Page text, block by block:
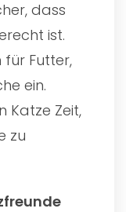
dass
ist.
für Futter,
ein.
Katze Zeit,
zu